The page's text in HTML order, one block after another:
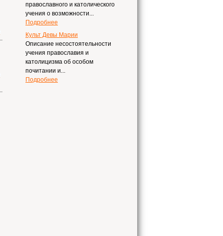
православного и католического
учения о возможности...
Подробнее
Культ Девы Марии
Описание несостоятельности
учения православия и
католицизма об особом
почитании и...
Подробнее